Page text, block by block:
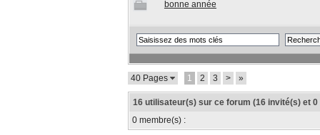
bonne année
40 Pages 1 2 3 > »
16 utilisateur(s) sur ce forum (16 invité(s) et
0 membre(s) :